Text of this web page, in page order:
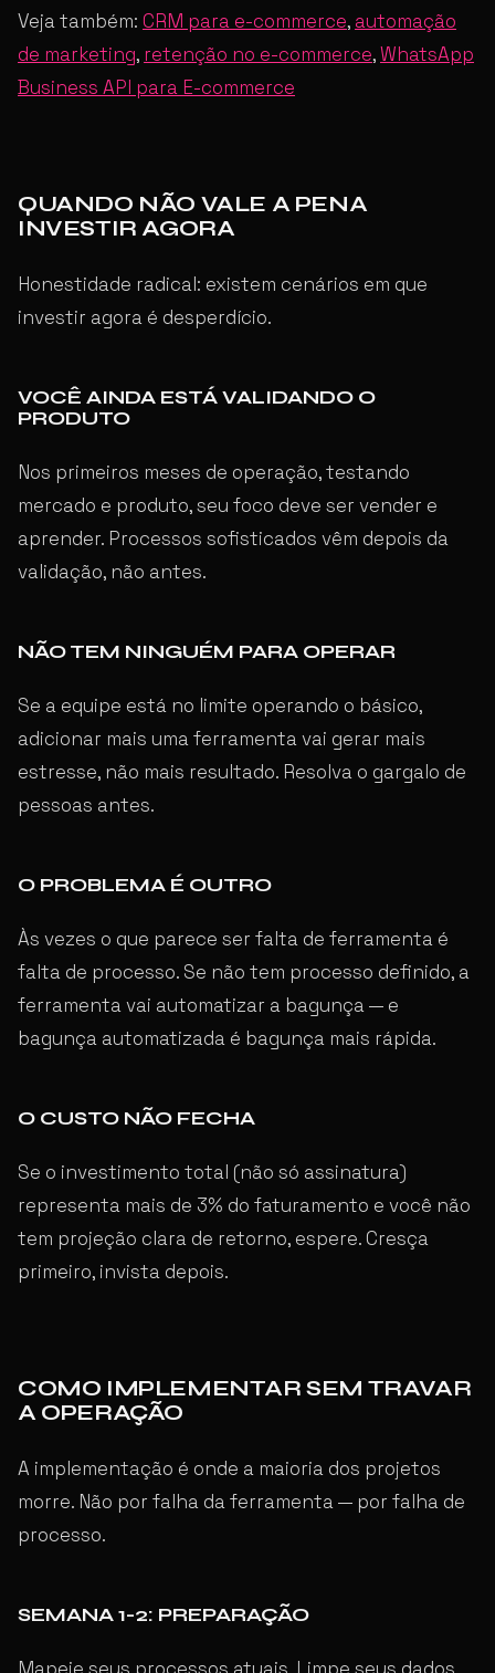
Veja também: CRM para e-commerce, automação
de marketing, retenção no e-commerce,WhatsApp
Business API para E-commerce
QUANDO NÃO VALE A PENA
INVESTIR AGORA
Honestidade radical: existem cenários em que
investir agora é desperdício.
VOCÊ AINDA ESTÁ VALIDANDO O
PRODUTO
Nos primeiros meses de operação, testando
mercado e produto, seu foco deve ser vender e
aprender. Processos sofisticados vêm depois da
validação, não antes.
NÃO TEM NINGUÉM PARA OPERAR
Se a equipe está no limite operando o básico,
adicionar mais uma ferramenta vai gerar mais
estresse, não mais resultado. Resolva o gargalo de
pessoas antes.
O PROBLEMA É OUTRO
Às vezes o que parece ser falta de ferramenta é
falta de processo. Se não tem processo definido, a
ferramenta vai automatizar a bagunça — e
bagunça automatizada é bagunça mais rápida.
O CUSTO NÃO FECHA
Se o investimento total (não só assinatura)
representa mais de 3% do faturamento e você não
tem projeção clara de retorno, espere. Cresça
primeiro, invista depois.
COMO IMPLEMENTAR SEM TRAVAR
A OPERAÇÃO
A implementação é onde a maioria dos projetos
morre. Não por falha da ferramenta — por falha de
processo.
SEMANA 1-2: PREPARAÇÃO